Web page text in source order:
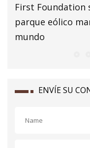
First Foundation
parque eólico
mundo
ENVÍE SU